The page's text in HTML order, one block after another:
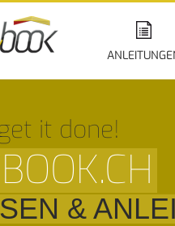
it done!
&